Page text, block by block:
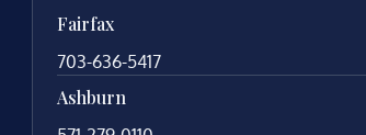
Fairfax
703-636-5417
Ashburn